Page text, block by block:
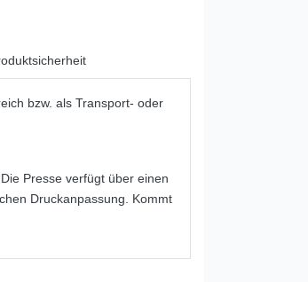
bzw. als Transport- oder
Presse verfügt über einen
Druckanpassung. Kommt